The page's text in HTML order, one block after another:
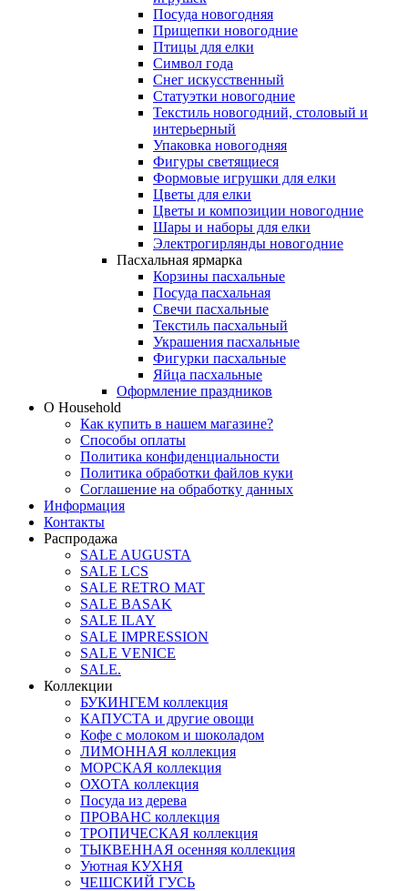
Посуда новогодняя
Прищепки новогодние
Птицы для елки
Символ года
Снег искусственный
Статуэтки новогодние
Текстиль новогодний, столовый и
интерьерный
Упаковка новогодняя
Фигуры светящиеся
Формовые игрушки для елки
Цветы для елки
Цветы и композиции новогодние
Шары и наборы для елки
Электрогирлянды новогодние
Пасхальная ярмарка
Корзины пасхальные
Посуда пасхальная
Свечи пасхальные
Текстиль пасхальный
Украшения пасхальные
Фигурки пасхальные
Яйца пасхальные
Оформление праздников
О Household
Как купить в нашем магазине?
Способы оплаты
Политика конфиденциальности
Политика обработки файлов куки
Соглашение на обработку данных
Информация
Контакты
Распродажа
SALE AUGUSTA
SALE LCS
SALE RETRO MAT
SALE BASAK
SALE ILAY
SALE IMPRESSION
SALE VENICE
SALE.
Коллекции
БУКИНГЕМ коллекция
КАПУСТА и другие овощи
Кофе с молоком и шоколадом
ЛИМОННАЯ коллекция
МОРСКАЯ коллекция
ОХОТА коллекция
Посуда из дерева
ПРОВАНС коллекция
ТРОПИЧЕСКАЯ коллекция
ТЫКВЕННАЯ осенняя коллекция
Уютная КУХНЯ
ЧЕШСКИЙ ГУСЬ